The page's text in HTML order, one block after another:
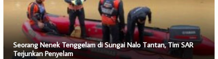
Seorang Nenek Tenggelam di Sungai Nalo Tantan, Tim SAR
Terjunkan Penyelam